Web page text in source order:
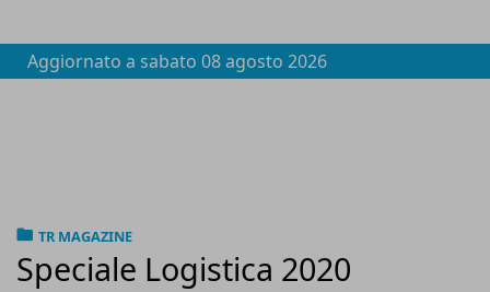
Aggiornato a sabato 08 agosto 2026
TR MAGAZINE
Speciale Logistica 2020